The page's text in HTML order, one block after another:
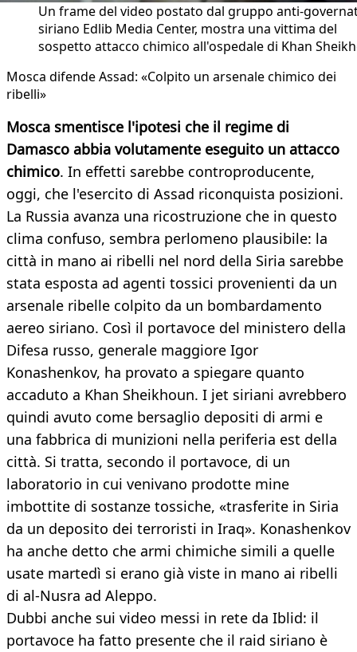
Un frame del video postato dal gruppo anti-
siriano Edlib Media Center, mostra una vittima del
sospetto attacco chimico all'ospedale di Khan
Mosca difende Assad: «Colpito un arsenale chimico dei
ribelli»
Mosca smentisce l'ipotesi che il regime di
Damasco abbia volutamente eseguito un attacco
chimico. In effetti sarebbe controproducente,
oggi, che l'esercito di Assad riconquista posizioni.
La Russia avanza una ricostruzione che in questo
clima confuso, sembra perlomeno plausibile: la
città in mano ai ribelli nel nord della Siria sarebbe
stata esposta ad agenti tossici provenienti da un
arsenale ribelle colpito da un bombardamento
aereo siriano. Così il portavoce del ministero della
Difesa russo, generale maggiore Igor
Konashenkov, ha provato a spiegare quanto
accaduto a Khan Sheikhoun. I jet siriani avrebbero
quindi avuto come bersaglio depositi di armi e
una fabbrica di munizioni nella periferia est della
città. Si tratta, secondo il portavoce, di un
laboratorio in cui venivano prodotte mine
imbottite di sostanze tossiche, «trasferite in Siria
da un deposito dei terroristi in Iraq». Konashenkov
ha anche detto che armi chimiche simili a quelle
usate martedì si erano già viste in mano ai ribelli
di al-Nusra ad Aleppo.
Dubbi anche sui video messi in rete da Iblid: il
portavoce ha fatto presente che il raid siriano è